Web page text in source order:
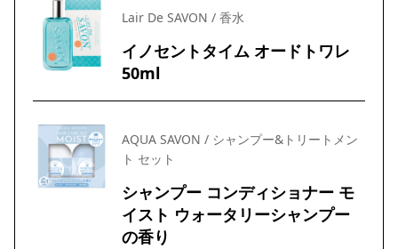
Lair De SAVON / 香水
イノセントタイム オードトワレ
50ml
AQUA SAVON / シャンプー&トリートメン
ト セット
シャンプー コンディショナー モ
イスト ウォータリーシャンプー
の香り